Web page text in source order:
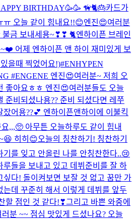
BIRTHDAY🥳🥳 🦮🐈🎂카드가
ㅠ 오늘 같이 힘내요!!😊엔진😍여러분
불금 보내세용~❣❣ 🐈엔하이픈 브레인
어제 엔하이픈 앤 하이 재미있게 보
을때 찍었어요!)#ENHYPEN
#ENGENE 엔진😍여러분~ 저희 오
좋아요ㅎㅎ 엔진😍여러분들도 오늘
준비되셨나용?? 준비 되셨다면 레쭈
잤어용??💕 엔하이픈앤하이에 이불킥
,,,🥺 아무튼 오늘하루도 같이 힘내
히히😊오늘의 칭찬하기! 칭찬하기
기를 잊고 안올린 나를 안칭찬한다..😢
루들을 보내고 있고 데뷔준비를 잘 하
싶다! 돌이켜보면 보잘 것 없고 꿈만 가
는데 꾸준히 해서 이렇게 데뷔를 앞두
할 점인 것 같다!❣그리고 바쁜 와중에
러분 ~~ 점심 맛있게 드셨나요? 오늘